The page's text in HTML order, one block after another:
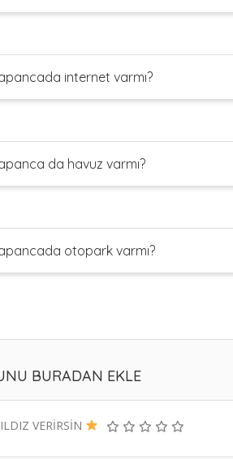
internet varmı?
da havuz varmı?
otopark varmı?
BURADAN EKLE
VERİRSİN